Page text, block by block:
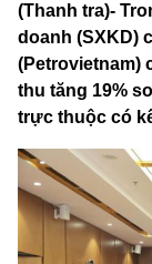
(Thanh tra)-
doanh (SXKD)
(Petrovietnam)
thu tăng 19%
trực thuộc có